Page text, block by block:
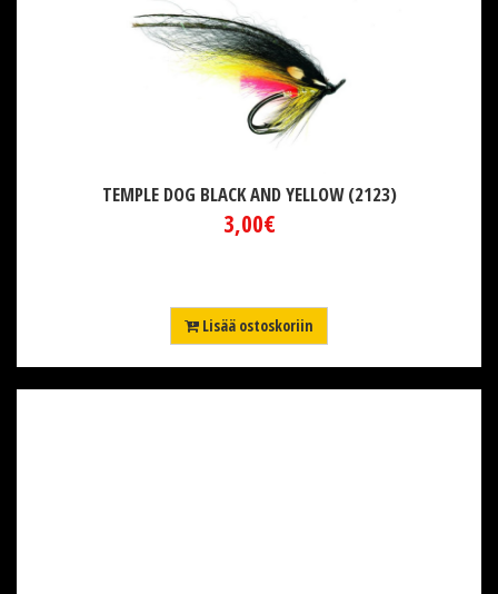
TEMPLE DOG BLACK AND YELLOW (2123)
3,00€
Lisää ostoskoriin